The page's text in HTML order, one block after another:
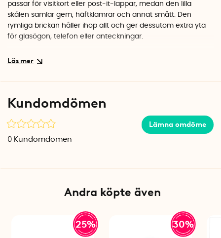
passar för visitkort eller post-it-lappar, medan den lilla
skålen samlar gem, häftklamrar och annat smått. Den
rymliga brickan håller ihop allt och ger dessutom extra yta
för glasögon, telefon eller anteckningar.
Bygger ihop med hela Lena-serien
känns exklusiv och är lätt att torka av. Välj mellan vitt och
Ingår i setet: Bricka, pennmugg, hög skål, låg skål
Kundomdömen
Lämna omdöme
0 Kundomdömen
Andra köpte även
25% 30%